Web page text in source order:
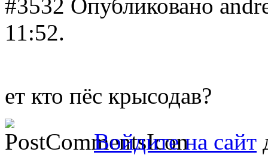
#3532 Опубликовано
11:52.
ет кто пёс крысодав?
Войдите на сайт